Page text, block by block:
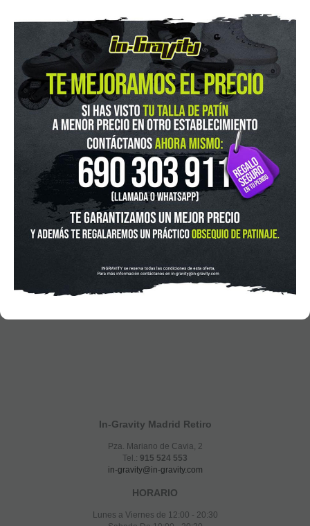
In-Gravity roller&skate shop
In-Gravity Madrid Retiro
Pza. Mariano de Cavia, 2
Tel.: 915 524 553
in-gravity@in-gravity.com
HORARIO
Lunes a Viernes de 12:00 - 20:30